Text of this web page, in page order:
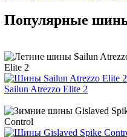
Популярные
Sailun Atrezzo Elite 2